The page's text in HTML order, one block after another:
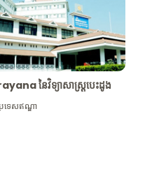
នៃវិទ្យាសាស្រ្តបេះដូង
ទេសឥណ្ឌា